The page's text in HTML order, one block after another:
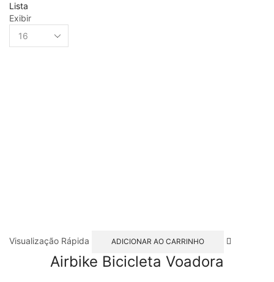
Lista
Exibir
Visualização Rápida ADICIONAR AO CARRINHO
Airbike Bicicleta Voadora